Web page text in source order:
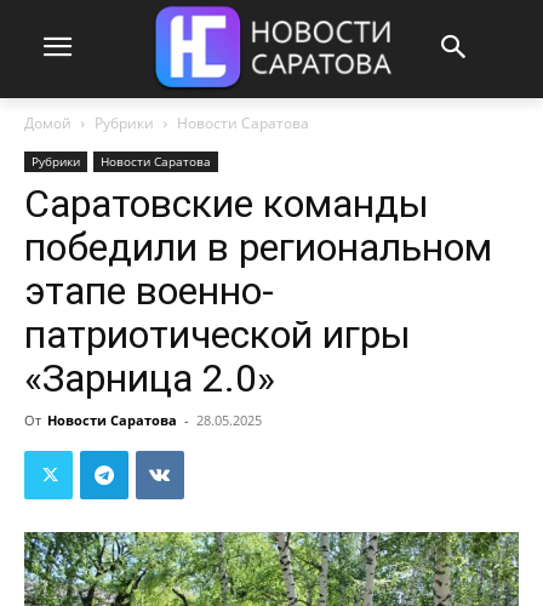
Домой Рубрики Новости Саратова
Рубрики Новости Саратова
Саратовские команды
победили в региональном
этапе военно-
патриотической игры
«Зарница 2.0»
От Новости Саратова - 28.05.2025